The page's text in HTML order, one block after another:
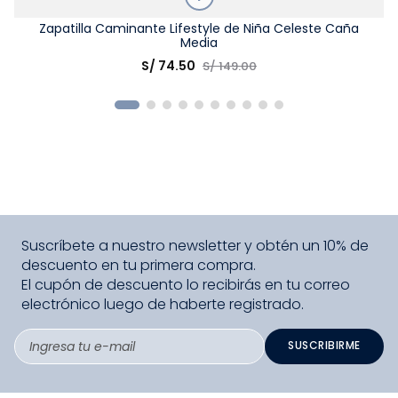
TallaZapatilla Caminante Lifestyle de Niña Celeste Caña
Media
S/ 74.50 S/149.00
Suscríbete a nuestro newsletter y obtén un 10% de
descuento en tu primera compra.
El cupón de descuento lo recibirás en tu correo
electrónico luego de haberte registrado.
SUSCRIBIRME